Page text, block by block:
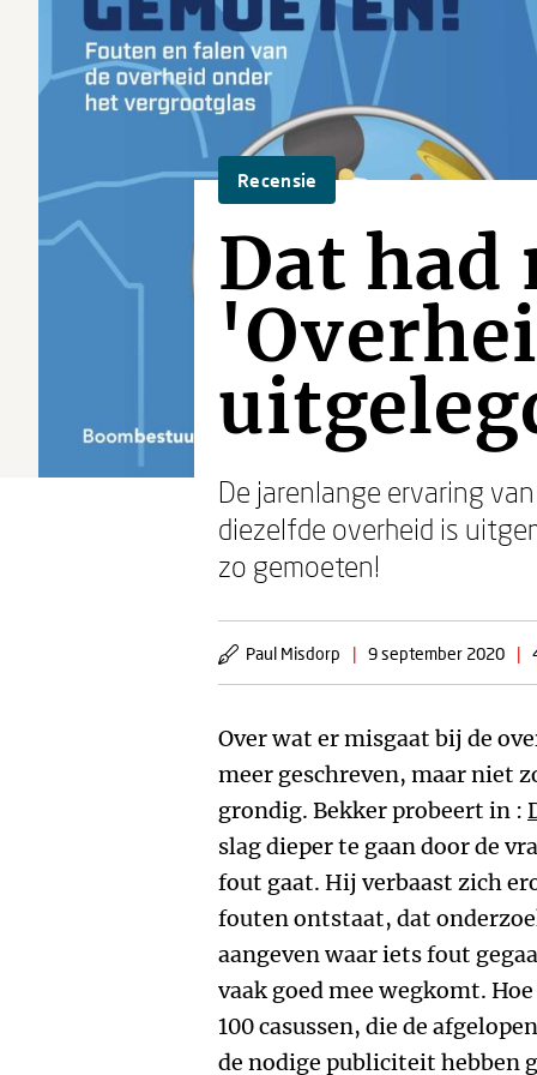
Recensie
Dat had
De jarenlange ervaring
diezelfde overheid is
zo gemoeten!
Paul Misdorp | 9 september 2020 |
Over wat er misgaat bij de
meer geschreven, maar niet
grondig. Bekker probeert in :
slag dieper te gaan door de
fout gaat. Hij verbaast zich
fouten ontstaat, dat
aangeven waar iets fout
vaak goed mee wegkomt.
100 casussen, die de
de nodige publiciteit hebben